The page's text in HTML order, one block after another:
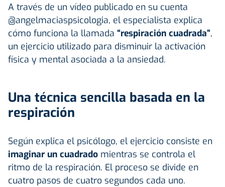
A través de un vídeo publicado en su cuenta
@angelmaciaspsicologia, el especialista explica
cómo funciona la llamada “respiración cuadrada”,
un ejercicio utilizado para disminuir la activación
física y mental asociada a la ansiedad.
Una técnica sencilla basada en la
respiración
Según explica el psicólogo, el ejercicio consiste en
imaginar un cuadrado mientras se controla el
ritmo de la respiración. El proceso se divide en
cuatro pasos de cuatro segundos cada uno.